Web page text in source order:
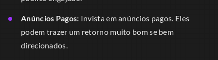
Anúncios Pagos: Invista em anúncios pagos. Eles
podem trazer um retorno muito bom se bem
direcionados.